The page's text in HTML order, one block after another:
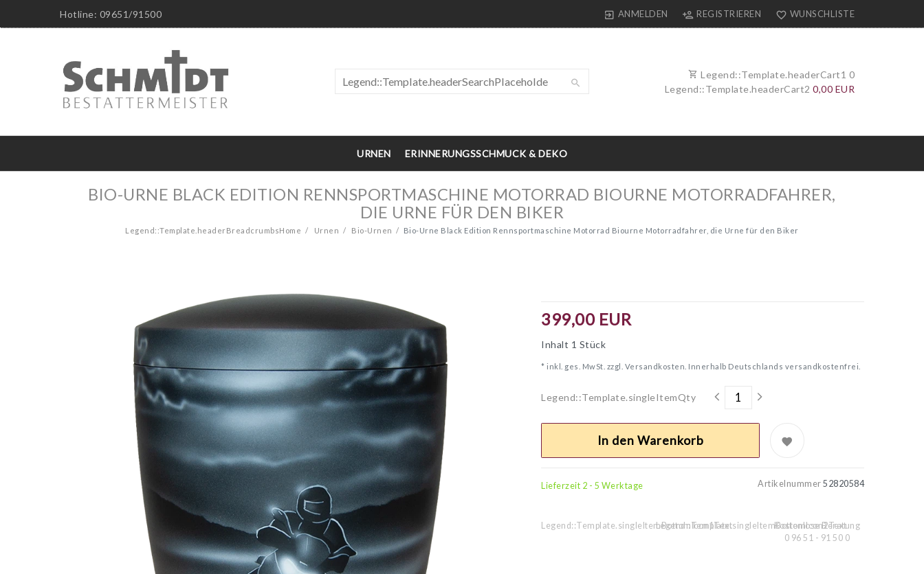
Hotline: 09651/91500 ANMELDEN REGISTRIEREN WUNSCHLISTE
Legend::Template.headerCart1 0
Legend::Template.headerCart2 0,00 EUR
URNEN ERINNERUNGSSCHMUCK & DEKO
BIO-URNE BLACK EDITION RENNSPORTMASCHINE MOTORRAD BIOURNE MOTORRADFAHRER,
DIE URNE FÜR DEN BIKER
Legend::Template.headerBreadcrumbsHome Urnen Bio-Urnen Bio-Urne Black Edition Rennsportmaschine Motorrad Biourne Motorradfahrer, die Urne für den Biker
399,00 EUR
Inhalt 1 Stück
* inkl. ges. MwSt. zzgl. Versandkosten. Innerhalb Deutschlands versandkostenfrei.
Legend::Template.singleItemQty
In den Warenkorb
Lieferzeit 2 - 5 Werktage Artikelnummer 52820584
Legend::Template.singleItemBottomIcon1TextLegend::Template.singleItemBottomIcon2Text
Kostenlose Beratung
0 96 51 - 91 50 0